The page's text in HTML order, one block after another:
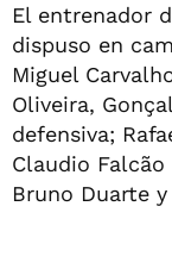
El entrenador
dispuso en
Miguel
Oliveira,
defensiva;
Claudio
Bruno Duarte